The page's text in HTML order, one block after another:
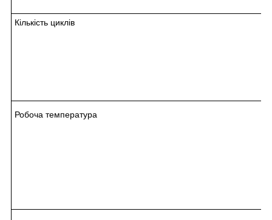
Кількість циклів
Робоча температура